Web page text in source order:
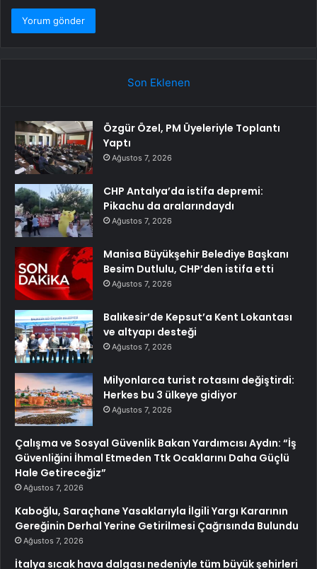
Son Eklenen
Özgür Özel, PM Üyeleriyle Toplantı
Yaptı
Ağustos 7, 2026
CHP Antalya’da istifa depremi:
Pikachu da aralarındaydı
Ağustos 7, 2026
Manisa Büyükşehir Belediye Başkanı
Besim Dutlulu, CHP’den istifa etti
Ağustos 7, 2026
Balıkesir’de Kepsut’a Kent Lokantası
ve altyapı desteği
Ağustos 7, 2026
Milyonlarca turist rotasını değiştirdi:
Herkes bu 3 ülkeye gidiyor
Ağustos 7, 2026
Çalışma ve Sosyal Güvenlik Bakan Yardımcısı Aydın: “İş
Güvenliğini İhmal Etmeden Ttk Ocaklarını Daha Güçlü
Hale Getireceğiz”
Ağustos 7, 2026
Kaboğlu, Saraçhane Yasaklarıyla İlgili Yargı Kararının
Gereğinin Derhal Yerine Getirilmesi Çağrısında Bulundu
Ağustos 7, 2026
İtalya sıcak hava dalgası nedeniyle tüm büyük şehirleri